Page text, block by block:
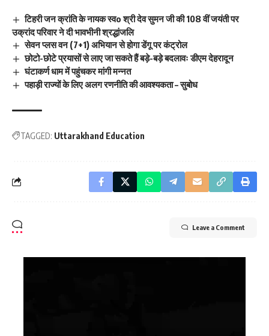
टिहरी जन क्रांति के नायक स्वo श्री देव सुमन जी की 108 वीं जयंती पर
उक्रांद परिवार ने दी भावभीनी श्रद्धांजलि
सेवन प्लस वन (7+1) अभियान से होगा डेंगू पर कंट्रोल
छोटो-छोटे प्रयासों से लाए जा सकते हैं बड़े-बड़े बदलावः डीएम देहरादून
घंटाकर्ण धाम में पहुंचकर मांगी मन्नत
पहाड़ी राज्यों के लिए अलग रणनीति की आवश्यकता – सुबोध
TAGGED: Uttarakhand Education
Leave a Comment